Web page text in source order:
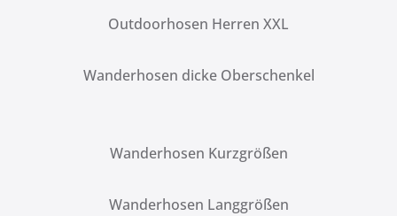
Outdoorhosen Herren XXL
Wanderhosen dicke Oberschenkel
Wanderhosen Kurzgrößen
Wanderhosen Langgrößen